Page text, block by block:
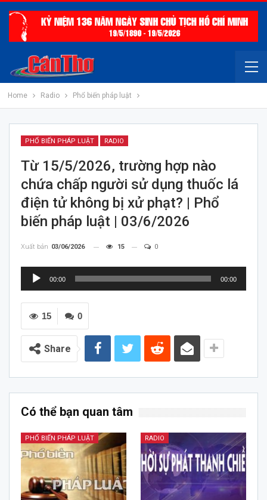
Home Radio Phổ biến pháp luật
PHỔ BIẾN PHÁP LUẬT RADIO
Từ 15/5/2026, trường hợp nào
chứa chấp người sử dụng thuốc lá
điện tử không bị xử phạt? | Phổ
biến pháp luật | 03/6/2026
Xuất bản 03/06/2026 15 0
Trình
Audio
00:00 00:00
0
15
Share
Có thể bạn quan tâm
PHỔ BIẾN PHÁP LUẬT RADIO